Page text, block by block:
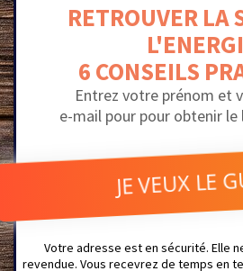
RETROUVER LA
6 CONSEILS
Entrez votre prénom et
e-mail pour pour obtenir le
JE VEUX LE
Votre adresse est en sécurité. Elle
revendue. Vous recevrez de temps en